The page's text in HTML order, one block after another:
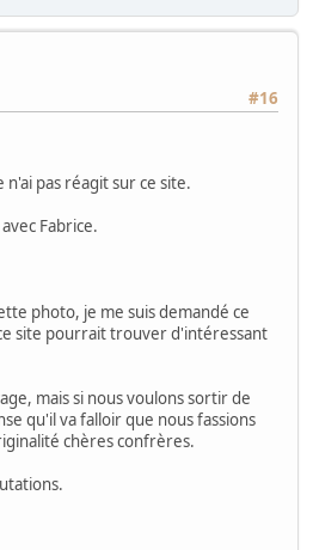
#16
pas réagit sur ce site.
Fabrice.
photo, je me suis demandé ce
site pourrait trouver d'intéressant
mais si nous voulons sortir de
qu'il va falloir que nous fassions
chères confrères.